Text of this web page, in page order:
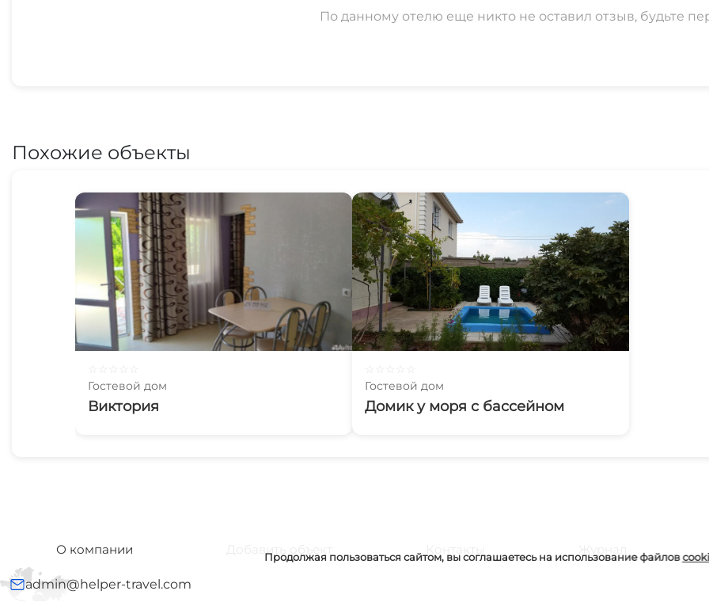
По данному отелю еще никто не оставил отзыв, будьте
Похожие объекты
Гостевой дом
Виктория
Гостевой дом
Домик у моря с бассейном
Продолжая пользоваться сайтом, вы соглашаетесь на использование файлов
О компании Добавить объект
admin@helper-travel.com